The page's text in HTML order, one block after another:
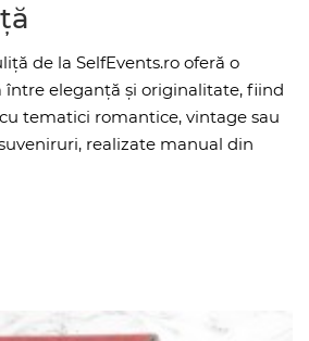
de la SelfEvents.ro oferă o
eleganță și originalitate, fiind
tematici romantice, vintage sau
realizate manual din